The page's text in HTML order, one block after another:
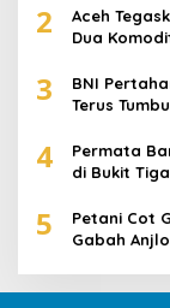
2
Aceh
Dua
3
BNI
Terus
4
Permata
di Bukit
5
Petani Cot
Gabah